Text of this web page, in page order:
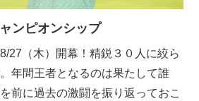
ンピオンシップ
27（木）開幕！精鋭３０人に絞ら
年間王者となるのは果たして誰
前に過去の激闘を振り返っておこ